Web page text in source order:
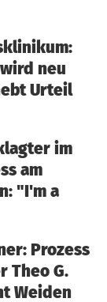
neu
Urteil
im
am
"I'm a
Prozess
Theo G.
Weiden